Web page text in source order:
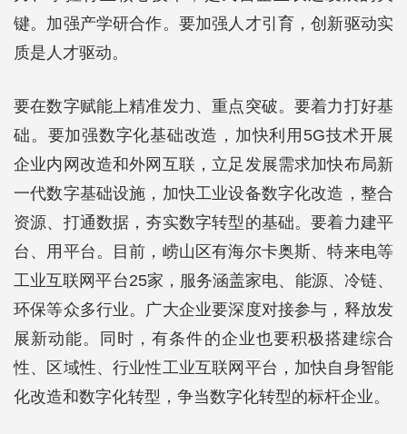
键。加强产学研合作。要加强人才引育，创新驱动实
质是人才驱动。
要在数字赋能上精准发力、重点突破。要着力打好基
础。要加强数字化基础改造，加快利用5G技术开展
企业内网改造和外网互联，立足发展需求加快布局新
一代数字基础设施，加快工业设备数字化改造，整合
资源、打通数据，夯实数字转型的基础。要着力建平
台、用平台。目前，崂山区有海尔卡奥斯、特来电等
工业互联网平台25家，服务涵盖家电、能源、冷链、
环保等众多行业。广大企业要深度对接参与，释放发
展新动能。同时，有条件的企业也要积极搭建综合
性、区域性、行业性工业互联网平台，加快自身智能
化改造和数字化转型，争当数字化转型的标杆企业。